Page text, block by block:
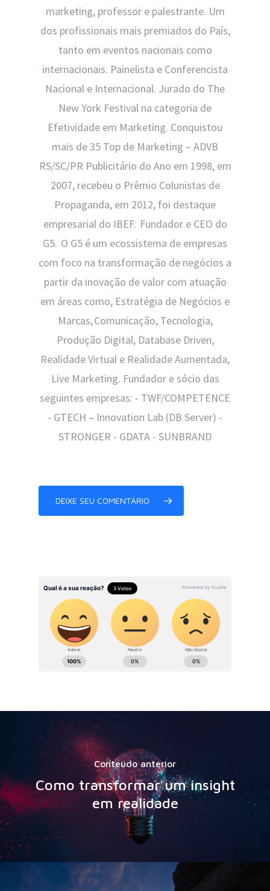
marketing, professor e palestrante. Um
dos profissionais mais premiados do País,
tanto em eventos nacionais como
internacionais. Painelista e Conferencista
Nacional e Internacional. Jurado do The
New York Festival na categoria de
Efetividade em Marketing. Conquistou
mais de 35 Top de Marketing – ADVB
RS/SC/PR Publicitário do Ano em 1998, em
2007, recebeu o Prêmio Colunistas de
Propaganda, em 2012, foi destaque
empresarial do IBEF. Fundador e CEO do
G5. O G5 é um ecossistema de empresas
com foco na transformação de negócios a
partir da inovação de valor com atuação
em áreas como, Estratégia de Negócios e
Marcas, Comunicação, Tecnologia,
Produção Digital, Database Driven,
Realidade Virtual e Realidade Aumentada,
Live Marketing. Fundador e sócio das
seguintes empresas: - TWF/COMPETENCE
- GTECH – Innovation Lab (DB Server) -
STRONGER - GDATA - SUNBRAND
DEIXE SEU COMENTÁRIO
Conteúdo anterior
Como transformar um insight
em realidade